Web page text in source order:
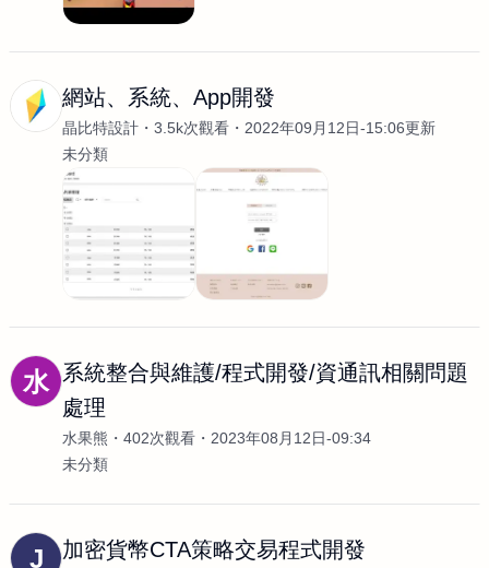
網站、系統、App開發
晶比特設計 3.5k次觀看
2022年09月12日-15:06更新
未分類
水
系統整合與維護/程式開發/資通訊相關問題
處理
水果熊 402次觀看
2023年08月12日-09:34
未分類
J 加密貨幣CTA策略交易程式開發